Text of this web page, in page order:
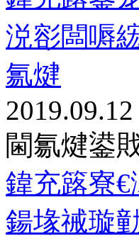
涚彮闆嗕
氱煡
2019.09.12
閫氱煡鍙
鍏充簬寮€
鍚堟祴璇